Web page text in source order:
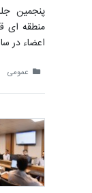
پنجمین
اعضاء در
عمومی